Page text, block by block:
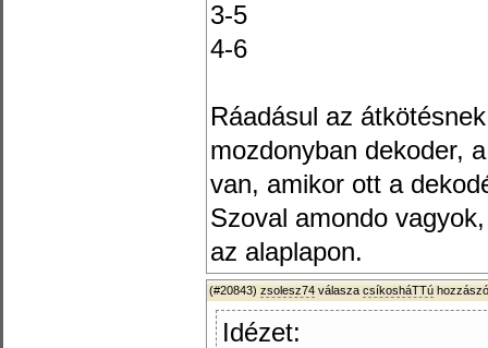
3-5
4-6
Ráadásul az
mozdonyban dekoder,
van, amikor ott a
Szoval amondo
az alaplapon.
(#20843) zsolesz74 válasza csíkosháTTú
Idézet: